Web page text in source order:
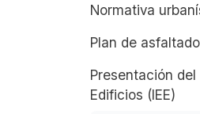
Normativa
Plan de
Presentación
Edificios (IEE)